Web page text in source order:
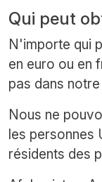
Qui peut
N'importe qui
en euro ou en
pas dans
Nous ne
les personnes
résidents des